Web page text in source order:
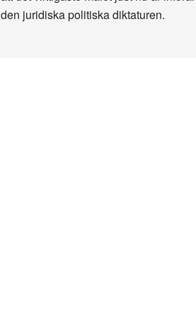
den juridiska politiska diktaturen.